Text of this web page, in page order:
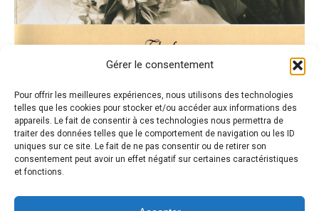
Gérer le consentement
Pour offrir les meilleures expériences, nous utilisons des technologies
telles que les cookies pour stocker et/ou accéder aux informations des
appareils. Le fait de consentir à ces technologies nous permettra de
traiter des données telles que le comportement de navigation ou les ID
uniques sur ce site. Le fait de ne pas consentir ou de retirer son
consentement peut avoir un effet négatif sur certaines caractéristiques
et fonctions.